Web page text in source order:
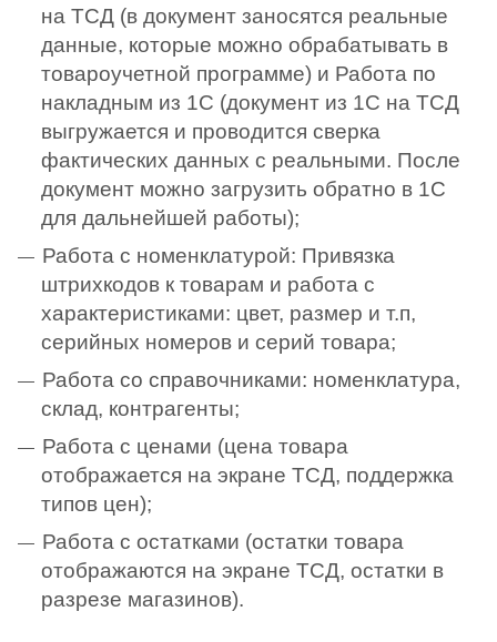
на ТСД (в документ заносятся реальные
данные, которые можно обрабатывать в
товароучетной программе) и Работа по
накладным из 1С (документ из 1С на ТСД
выгружается и проводится сверка
фактических данных с реальными. После
документ можно загрузить обратно в 1С
для дальнейшей работы);
Работа с номенклатурой: Привязка
штрихкодов к товарам и работа с
характеристиками: цвет, размер и т.п,
серийных номеров и серий товара;
Работа со справочниками: номенклатура,
склад, контрагенты;
Работа с ценами (цена товара
отображается на экране ТСД, поддержка
типов цен);
Работа с остатками (остатки товара
отображаются на экране ТСД, остатки в
разрезе магазинов).